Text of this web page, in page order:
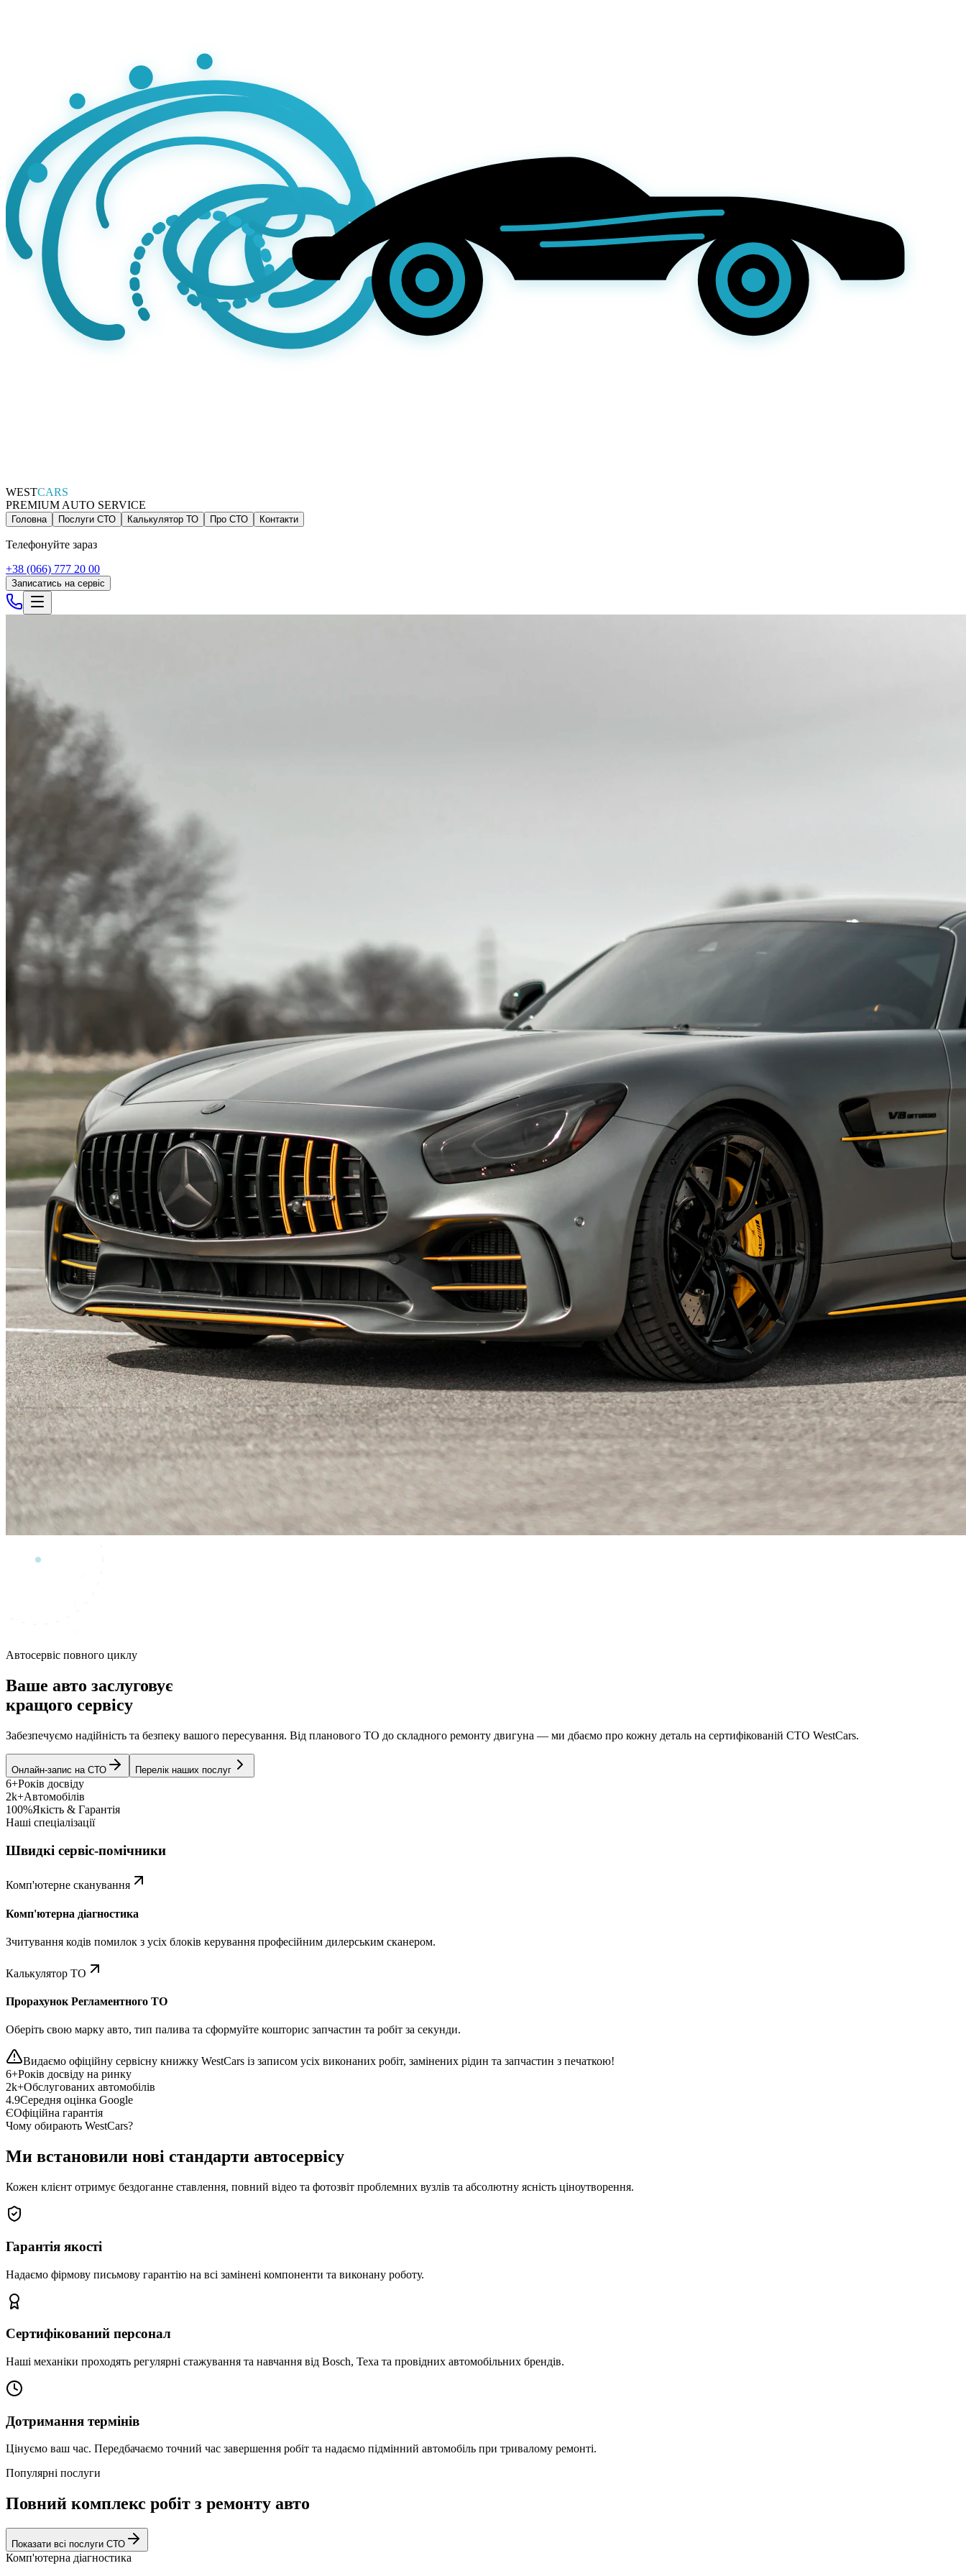
WESTCARS
PREMIUM AUTO SERVICE
Головна Послуги СТО Калькулятор ТО Про СТО Контакти
Телефонуйте зараз
+38 (066) 777 20 00
Записатись на сервіс
Автосервіс повного циклу
Ваше авто заслуговує
кращого сервісу
Забезпечуємо надійність та безпеку вашого пересування. Від планового ТО до складного ремонту двигуна — ми дбаємо про кожну деталь на сертифікованій СТО WestCars.
Онлайн-запис на СТО Перелік наших послуг
6+Років досвіду
2k+Автомобілів
100%Якість & Гарантія
Наші спеціалізації
Швидкі сервіс-помічники
Комп'ютерне сканування
Комп'ютерна діагностика
Зчитування кодів помилок з усіх блоків керування професійним дилерським сканером.
Калькулятор ТО
Прорахунок Регламентного ТО
Оберіть свою марку авто, тип палива та сформуйте кошторис запчастин та робіт за секунди.
Видаємо офіційну сервісну книжку WestCars із записом усіх виконаних робіт, замінених рідин та запчастин з печаткою!
6+Років досвіду на ринку
2k+Обслугованих автомобілів
4.9Середня оцінка Google
ЄОфіційна гарантія
Чому обирають WestCars?
Ми встановили нові стандарти автосервісу
Кожен клієнт отримує бездоганне ставлення, повний відео та фотозвіт проблемних вузлів та абсолютну ясність ціноутворення.
Гарантія якості
Надаємо фірмову письмову гарантію на всі замінені компоненти та виконану роботу.
Сертифікований персонал
Наші механіки проходять регулярні стажування та навчання від Bosch, Texa та провідних автомобільних брендів.
Дотримання термінів
Цінуємо ваш час. Передбачаємо точний час завершення робіт та надаємо підмінний автомобіль при тривалому ремонті.
Популярні послуги
Повний комплекс робіт з ремонту авто
Показати всі послуги СТО
Комп'ютерна діагностика